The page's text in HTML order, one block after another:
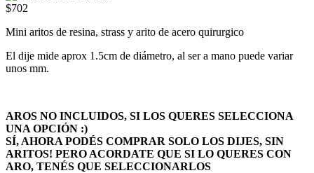
$702
Mini aritos de resina, strass y arito de acero quirurgico
El dije mide aprox 1.5cm de diámetro, al ser a mano puede variar
unos mm.
AROS NO INCLUIDOS, SI LOS QUERES SELECCIONA
UNA OPCIÓN :)
SÍ, AHORA PODÉS COMPRAR SOLO LOS DIJES, SIN
ARITOS! PERO ACORDATE QUE SI LO QUERES CON
ARO, TENÉS QUE SELECCIONARLOS